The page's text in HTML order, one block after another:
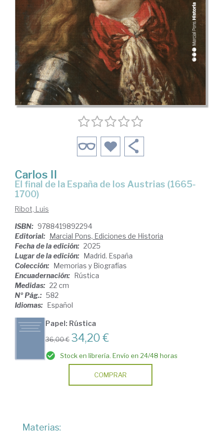
Carlos II
El final de la España de los Austrias (1665-
1700)
Ribot, Luis
ISBN: 9788419892294
Editorial: Marcial Pons, Ediciones de Historia
Fecha de la edición: 2025
Lugar de la edición: Madrid. España
Colección: Memorias y Biografías
Encuadernación: Rústica
Medidas: 22 cm
Nº Pág.: 582
Idiomas: Español
Papel: Rústica
36,00 € 34,20 €
Stock en librería. Envío en 24/48 horas
COMPRAR
Materias: